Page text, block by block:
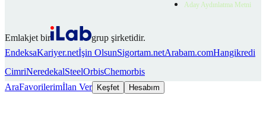
Aday Aydınlatma Metni
Emlakjet bir
grup şirketidir.
EndeksaKariyer.netİşin OlsunSigortam.netArabam.comHangikredi
CimriNeredekalSteelOrbisChemorbis
AraFavorilerimİlan Ver Keşfet Hesabım